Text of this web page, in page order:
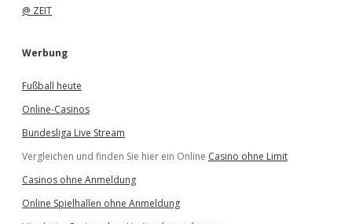
@ ZEIT
Werbung
Fußball heute
Online-Casinos
Bundesliga Live Stream
Vergleichen und finden Sie hier ein Online Casino ohne Limit
Casinos ohne Anmeldung
Online Spielhallen ohne Anmeldung